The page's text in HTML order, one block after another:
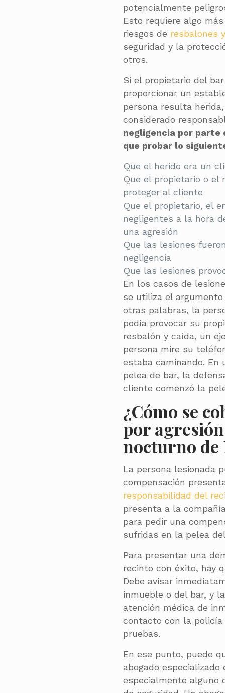
potencialmente
Esto requiere algo
riesgos de resbalones
seguridad y la
otros.
Si el propietario del
proporcionar un
persona resulta
considerado
negligencia por
que probar lo
Que el herido era un
Que el propietario o el
proteger al cliente
Que el propietario, el
negligentes a la hora
una agresión
Que las lesiones
negligencia
Que las lesiones
En los casos de
se utiliza el
otras palabras, la
podía provocar su
resbalón y caída, un
persona mire su
estaba caminando. En
pelea de bar, la
cliente comenzó la
¿Cómo se
por
nocturno de
La persona lesionada
compensación
responsabilidad del
presenta a la
para pedir una
sufridas en la pelea
Para presentar una
recinto con éxito, hay
Debe avisar
inmueble o del bar, y
atención médica de
contacto con la
pruebas.
En ese punto, puede
abogado
especialmente alguno